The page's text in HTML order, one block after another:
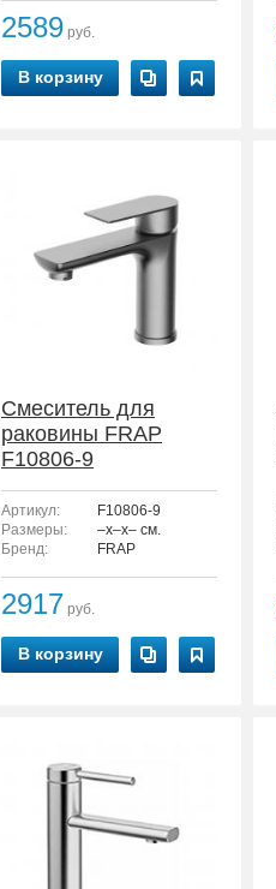
2589 руб.
В корзину
Смеситель для
раковины FRAP
F10806-9
Артикул:
F10806-9
Размеры:
–x–x– см.
Бренд:
FRAP
2917 руб.
В корзину